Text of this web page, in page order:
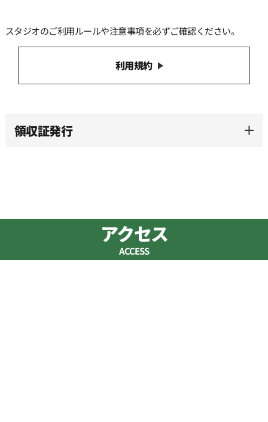
スタジオのご利用ルールや注意事項を必ずご確認ください。
利用規約
領収証発行
アクセス
ACCESS